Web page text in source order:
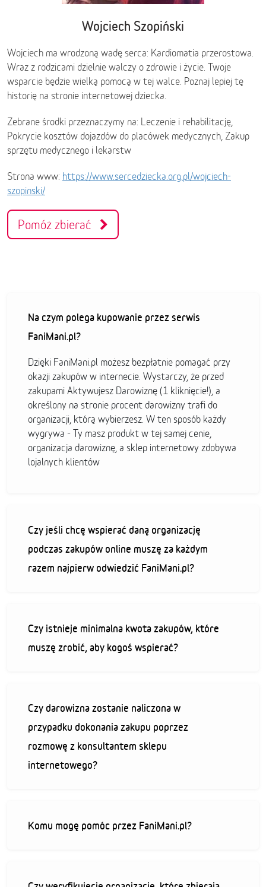
Wojciech Szopiński
Wojciech ma wrodzoną wadę serca: Kardiomatia przerostowa.
Wraz z rodzicami dzielnie walczy o zdrowie i życie. Twoje
wsparcie będzie wielką pomocą w tej walce. Poznaj lepiej tę
historię na stronie internetowej dziecka.
Zebrane środki przeznaczymy na: Leczenie i rehabilitację,
Pokrycie kosztów dojazdów do placówek medycznych, Zakup
sprzętu medycznego i lekarstw
Strona www: https://www.sercedziecka.org.pl/wojciech-
szopinski/
Pomóż zbierać
Na czym polega kupowanie przez serwis
FaniMani.pl?
Dzięki FaniMani.pl możesz bezpłatnie pomagać przy
okazji zakupów w internecie. Wystarczy, że przed
zakupami Aktywujesz Darowiznę (1 kliknięcie!), a
określony na stronie procent darowizny trafi do
organizacji, którą wybierzesz. W ten sposób każdy
wygrywa - Ty masz produkt w tej samej cenie,
organizacja darowiznę, a sklep internetowy zdobywa
lojalnych klientów
Czy jeśli chcę wspierać daną organizację
podczas zakupów online muszę za każdym
razem najpierw odwiedzić FaniMani.pl?
Czy istnieje minimalna kwota zakupów, które
muszę zrobić, aby kogoś wspierać?
Czy darowizna zostanie naliczona w
przypadku dokonania zakupu poprzez
rozmowę z konsultantem sklepu
internetowego?
Komu mogę pomóc przez FaniMani.pl?